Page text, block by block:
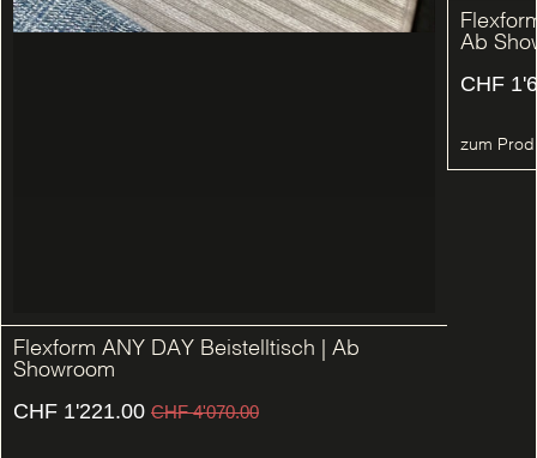
Flexform ANY DAY Beistelltisch | Ab
Showroom
CHF 1'221.00 CHF4'070.00
Ab
CHF
zum